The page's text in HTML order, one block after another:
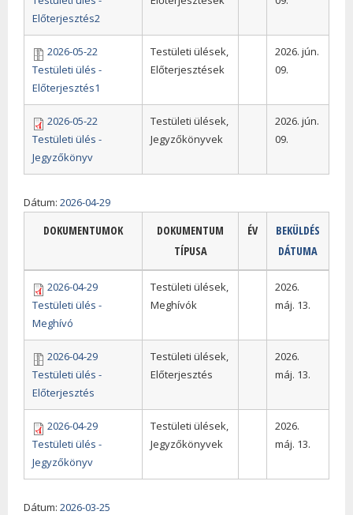
Előterjesztés2
2026-05-22
Testületi ülés -
Előterjesztés1
Testületi ülések,
Előterjesztések
2026. jún.
09.
2026-05-22
Testületi ülés -
Jegyzőkönyv
Testületi ülések,
Jegyzőkönyvek
2026. jún.
09.
Dátum: 2026-04-29
DOKUMENTUMOK
DOKUMENTUM
TÍPUSA
ÉV
BEKÜLDÉS
DÁTUMA
2026-04-29
Testületi ülés -
Meghívó
Testületi ülések,
Meghívók
2026.
máj. 13.
2026-04-29
Testületi ülés -
Előterjesztés
Testületi ülések,
Előterjesztés
2026.
máj. 13.
2026-04-29
Testületi ülés -
Jegyzőkönyv
Testületi ülések,
Jegyzőkönyvek
2026.
máj. 13.
Dátum: 2026-03-25